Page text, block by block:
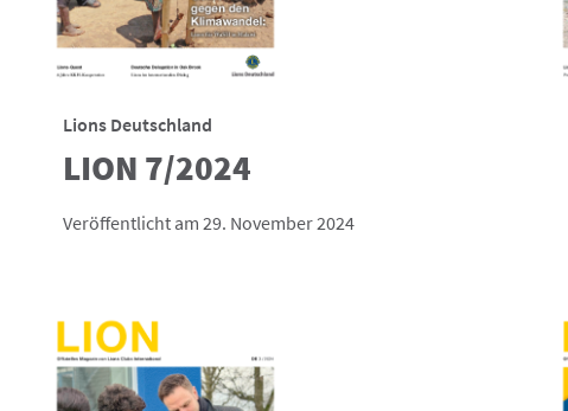
Lions Deutschland
LION 7/2024
Veröffentlicht am 29. November 2024